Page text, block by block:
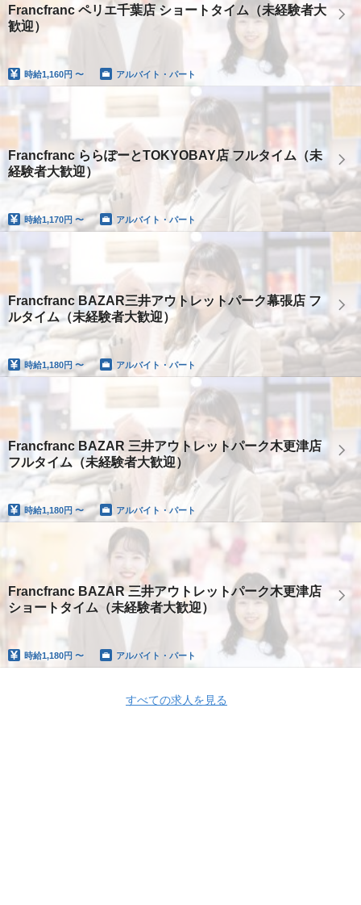
Francfranc ペリエ千葉店 ショートタイム（未経験者大
歓迎）
時給1,160円 〜 アルバイト・パート
Francfranc ららぽーとTOKYOBAY店 フルタイム（未
経験者大歓迎）
時給1,170円 〜 アルバイト・パート
Francfranc BAZAR三井アウトレットパーク幕張店 フ
ルタイム（未経験者大歓迎）
時給1,180円 〜 アルバイト・パート
Francfranc BAZAR 三井アウトレットパーク木更津店
フルタイム（未経験者大歓迎）
時給1,180円 〜 アルバイト・パート
Francfranc BAZAR 三井アウトレットパーク木更津店
ショートタイム（未経験者大歓迎）
時給1,180円 〜 アルバイト・パート
すべての求人を見る